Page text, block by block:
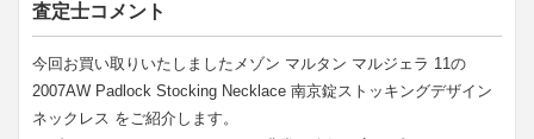
査定士コメント
今回お買い取りいたしましたメゾン マルタン マルジェラ 11の
2007AW Padlock Stocking Necklace 南京錠ストッキングデザイン
ネックレス をご紹介します。